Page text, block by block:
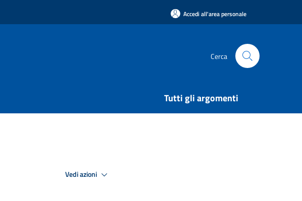
Accedi all'area personale
Cerca
Tutti gli argomenti
Vedi azioni